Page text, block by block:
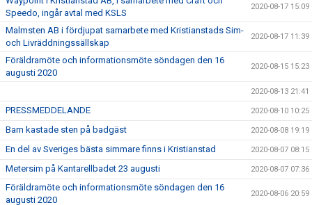
Speedo, ingår avtal med KSLS
2020-08-17 15:09
Malmsten AB i fördjupat samarbete med Kristianstads Sim-
och Livräddningssällskap
2020-08-17 11:39
Föräldramöte och informationsmöte söndagen den 16
augusti 2020
2020-08-15 15:23
2020-08-13 21:41
PRESSMEDDELANDE 2020-08-10 10:25
Barn kastade sten på badgäst 2020-08-08 19:19
En del av Sveriges bästa simmare finns i Kristianstad 2020-08-07 08:15
Metersim på Kantarellbadet 23 augusti 2020-08-07 07:36
Föräldramöte och informationsmöte söndagen den 16
augusti 2020
2020-08-06 20:59